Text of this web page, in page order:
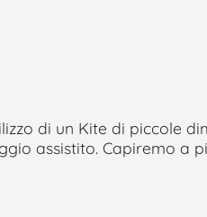
di un Kite di piccole
assistito. Capiremo a